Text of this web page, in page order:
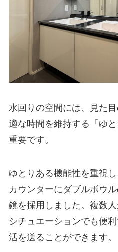
水回りの空間には、見た
適な時間を維持する「ゆ
重要です。
ゆとりある機能性を重視
カウンターにダブルボウ
鏡を採用しました。複数
シチュエーションでも便
活を送ることができます。